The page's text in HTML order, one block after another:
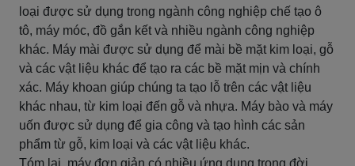
loại được sử dụng trong ngành công nghiệp chế tạo ô
tô, máy móc, đồ gắn kết và nhiều ngành công nghiệp
khác. Máy mài được sử dụng để mài bề mặt kim loại, gỗ
và các vật liệu khác để tạo ra các bề mặt mịn và chính
xác. Máy khoan giúp chúng ta tạo lỗ trên các vật liệu
khác nhau, từ kim loại đến gỗ và nhựa. Máy bào và máy
uốn được sử dụng để gia công và tạo hình các sản
phẩm từ gỗ, kim loại và các vật liệu khác.
Tóm lại, máy đơn giản có nhiều ứng dụng trong đời